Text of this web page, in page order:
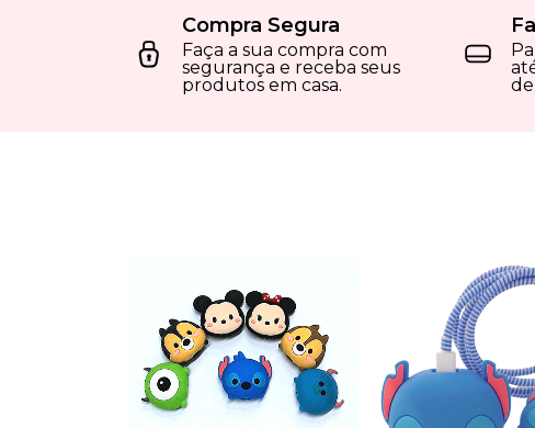
Compra Segura
Faça a sua compra com
segurança e receba seus
produtos em casa.